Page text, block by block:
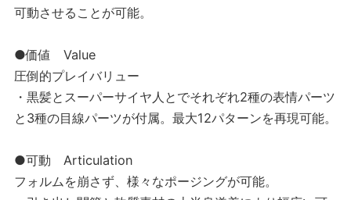
可動させることが可能。
●価値 Value
圧倒的プレイバリュー
・黒髪とスーパーサイヤ人とでそれぞれ2種の表情パーツ
と3種の目線パーツが付属。最大12パターンを再現可能。
●可動 Articulation
フォルムを崩さず、様々なポージングが可能。